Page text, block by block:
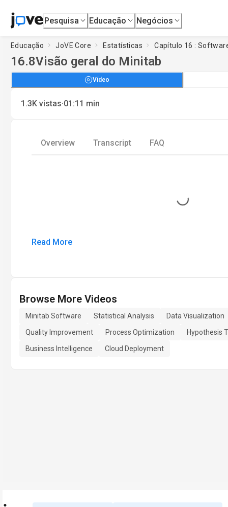
Pesquisa Educação Negócios
Educação JoVE Core Estatísticas Capítulo 16 :
16.8Visão geral do Minitab
Vídeo
1.3K vistas·01:11 min
Overview Transcript FAQ
Loading...
Read More
Browse More Videos
Minitab Software Statistical Analysis
Data Visualization
Quality Improvement
Process Optimization
Hypothesis
Business Intelligence
Cloud Deployment